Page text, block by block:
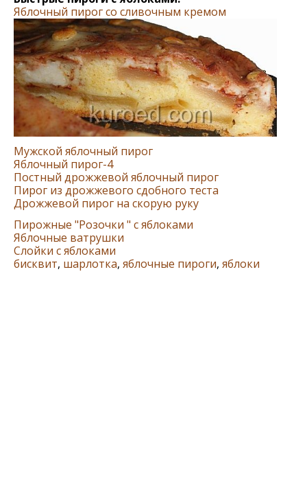
Яблочный пирог со сливочным кремом
Мужской яблочный пирог
Яблочный пирог-4
Постный дрожжевой яблочный пирог
Пирог из дрожжевого сдобного теста
Дрожжевой пирог на скорую руку
Пирожные "Розочки " с яблоками
Яблочные ватрушки
Слойки с яблоками
бисквит, шарлотка, яблочные пироги, яблоки